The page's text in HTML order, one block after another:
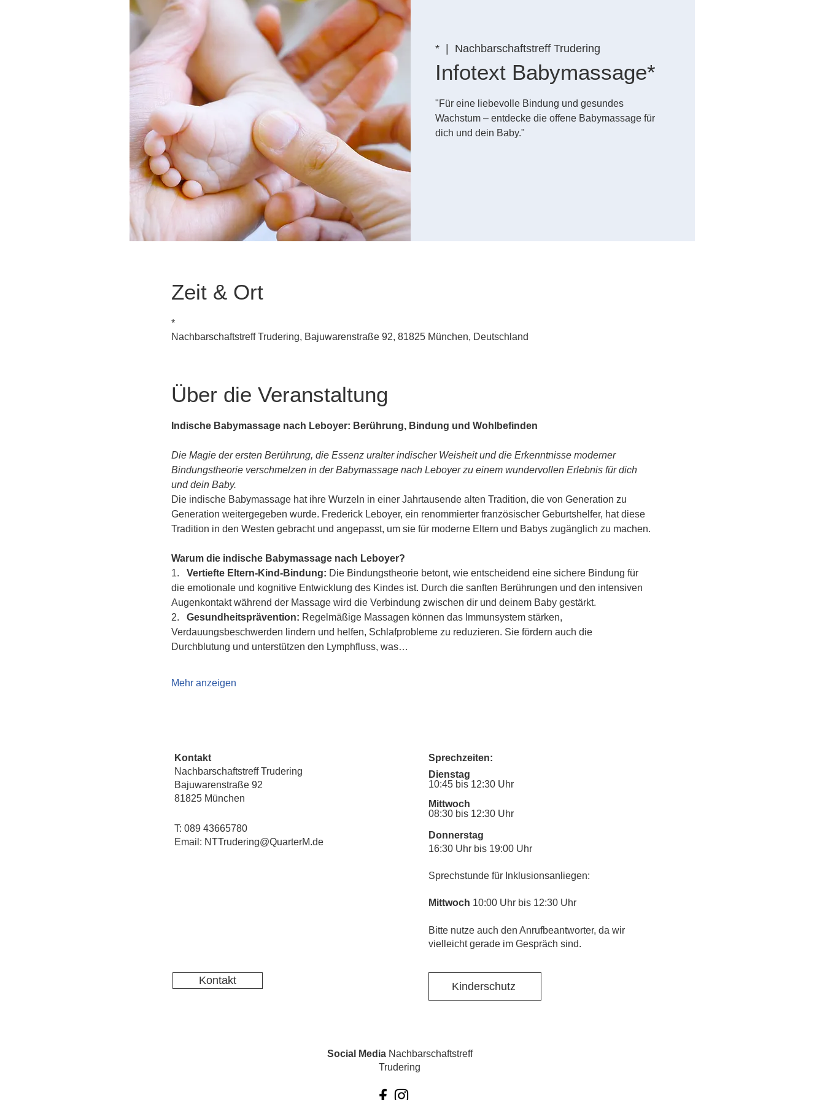
*
  |
Nachbarschaftstreff Trudering
Infotext Babymassage*
"Für eine liebevolle Bindung und gesundes
Wachstum – entdecke die offene Babymassage für
dich und dein Baby."
Zeit & Ort
*
Nachbarschaftstreff Trudering, Bajuwarenstraße 92, 81825 München, Deutschland
Über die Veranstaltung
Indische Babymassage nach Leboyer: Berührung, Bindung und Wohlbefinden
Die Magie der ersten Berührung, die Essenz uralter indischer Weisheit und die Erkenntnisse moderner
Bindungstheorie verschmelzen in der Babymassage nach Leboyer zu einem wundervollen Erlebnis für dich
und dein Baby.
Die indische Babymassage hat ihre Wurzeln in einer Jahrtausende alten Tradition, die von Generation zu
Generation weitergegeben wurde. Frederick Leboyer, ein renommierter französischer Geburtshelfer, hat diese
Tradition in den Westen gebracht und angepasst, um sie für moderne Eltern und Babys zugänglich zu machen.
Warum die indische Babymassage nach Leboyer?
1. Vertiefte Eltern-Kind-Bindung: Die Bindungstheorie betont, wie entscheidend eine sichere Bindung für
die emotionale und kognitive Entwicklung des Kindes ist. Durch die sanften Berührungen und den intensiven
Augenkontakt während der Massage wird die Verbindung zwischen dir und deinem Baby gestärkt.
2. Gesundheitsprävention: Regelmäßige Massagen können das Immunsystem stärken,
Verdauungsbeschwerden lindern und helfen, Schlafprobleme zu reduzieren. Sie fördern auch die
Durchblutung und unterstützen den Lymphfluss, was…
Mehr anzeigen
Kontakt
Nachbarschaftstreff Trudering
Bajuwarenstraße 92
81825 München
T: 089 43665780
Email: NTTrudering@QuarterM.de
Kontakt
Sprechzeiten:
Dienstag
10:45 bis 12:30 Uhr
Mittwoch
08:30 bis 12:30 Uhr
Donnerstag
16:30 Uhr bis 19:00 Uhr
Sprechstunde für Inklusionsanliegen:
Mittwoch 10:00 Uhr bis 12:30 Uhr
​Bitte nutze auch den Anrufbeantworter, da wir
vielleicht gerade im Gespräch sind.
Kinderschutz
Social MediaNachbarschaftstreff
Trudering